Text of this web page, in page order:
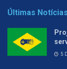
Últimas Notícias
5